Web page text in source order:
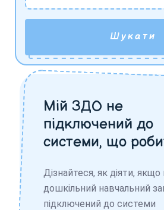
Шукати
Мій ЗДО не
підключений до
системи, що
Дізнайтеся, як діяти,
дошкільний навчальний
підключений до системи